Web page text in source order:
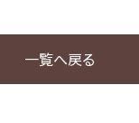
一覧へ戻る